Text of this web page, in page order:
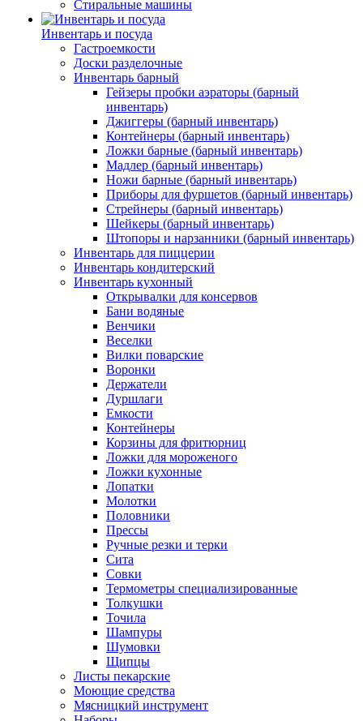
Стиральные машины
Инвентарь и посуда
Гастроемкости
Доски разделочные
Инвентарь барный
Гейзеры пробки аэраторы (барный
инвентарь)
Джиггеры (барный инвентарь)
Контейнеры (барный инвентарь)
Ложки барные (барный инвентарь)
Мадлер (барный инвентарь)
Ножи барные (барный инвентарь)
Приборы для фуршетов (барный инвентарь)
Стрейнеры (барный инвентарь)
Шейкеры (барный инвентарь)
Штопоры и нарзанники (барный инвентарь)
Инвентарь для пиццерии
Инвентарь кондитерский
Инвентарь кухонный
Открывалки для консервов
Бани водяные
Венчики
Веселки
Вилки поварские
Воронки
Держатели
Дуршлаги
Емкости
Контейнеры
Корзины для фритюрниц
Ложки для мороженого
Ложки кухонные
Лопатки
Молотки
Половники
Прессы
Ручные резки и терки
Сита
Совки
Термометры специализированные
Толкушки
Точила
Шампуры
Шумовки
Щипцы
Листы пекарские
Моющие средства
Мясницкий инструмент